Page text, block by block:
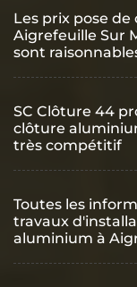
Les prix pose
Aigrefeuille Sur
sont
SC Clôture 44
clôture
très compétitif
Toutes les
travaux
aluminium à